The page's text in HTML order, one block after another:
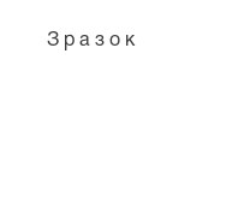
З р а з о к